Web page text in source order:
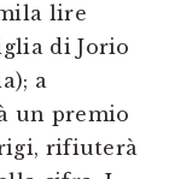
lire
di Jorio
a
un premio
rifiuterà